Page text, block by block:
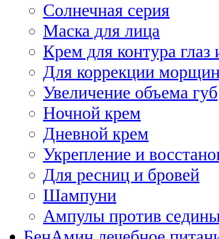
Солнечная серия
Маска для лица
Крем для контура глаз
Для коррекции
Увеличение объема губ
Ночной крем
Дневной крем
Укрепление и
Для ресниц и бровей
Шампуни
Ампулы против